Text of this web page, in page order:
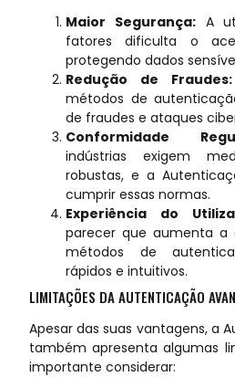
Maior Segurança:A
fatores dificulta o
protegendo dados
Redução de Fraudes:
métodos de
de fraudes e ataques
Conformidade
indústrias exigem
robustas, e a
cumprir essas normas.
Experiência do
parecer que aumenta a
métodos de
rápidos e intuitivos.
LIMITAÇÕES DA AUTENTICAÇÃO
Apesar das suas vantagens, a
também apresenta algumas
importante considerar: